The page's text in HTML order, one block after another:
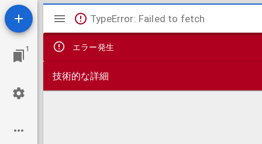
1
Mirador
ビ
ュ
ー
TypeError: Failed to fetch
エラー発生
技術的な詳細